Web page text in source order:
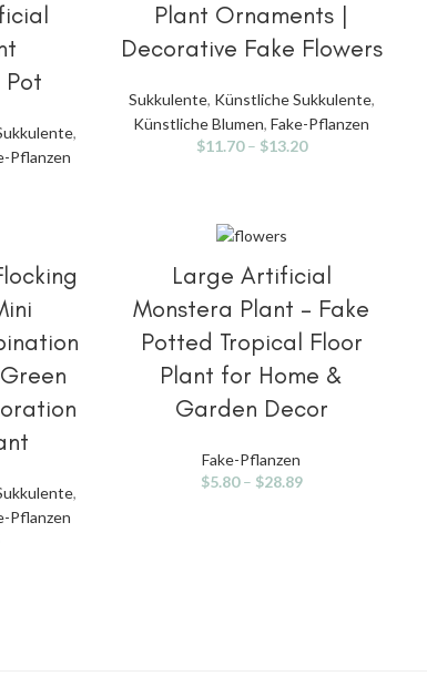
,
Pflanzen
Plant Ornaments |
Decorative Fake Flowers
Sukkulente, Künstliche Sukkulente,
Künstliche Blumen,Fake-Pflanzen
$11.70 – $13.20
,
Pflanzen
Large Artificial
Monstera Plant – Fake
Potted Tropical Floor
Plant for Home &
Garden Decor
Fake-Pflanzen
$5.80 – $28.89